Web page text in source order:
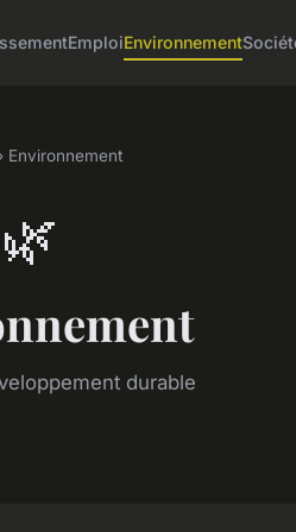
EmploiEnvironnement
› Environnement
🌿
durable